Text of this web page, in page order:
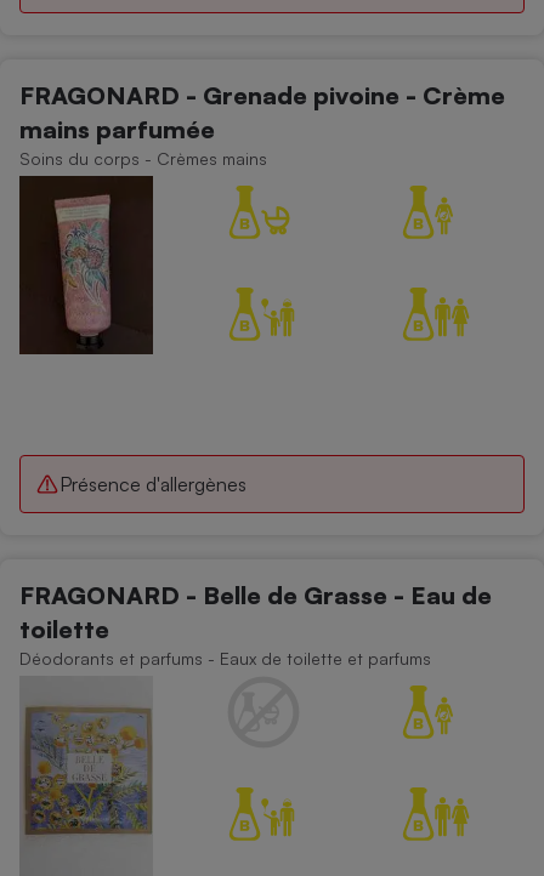
FRAGONARD - Grenade pivoine - Crème
mains parfumée
Soins du corps - Crèmes mains
Présence d'allergènes
FRAGONARD - Belle de Grasse - Eau de
toilette
Déodorants et parfums - Eaux de toilette et parfums